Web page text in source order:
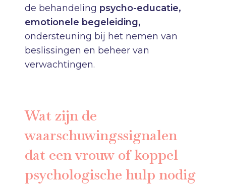
de behandeling psycho-educatie,
emotionele begeleiding,
ondersteuning bij het nemen van
beslissingen en beheer van
verwachtingen.
Wat zijn de
waarschuwingssignalen
dat een vrouw of koppel
psychologische hulp nodig